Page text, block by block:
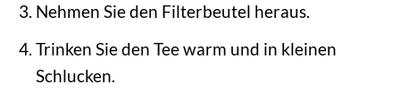
Nehmen Sie den Filterbeutel heraus.
Trinken Sie den Tee warm und in kleinen
Schlucken.